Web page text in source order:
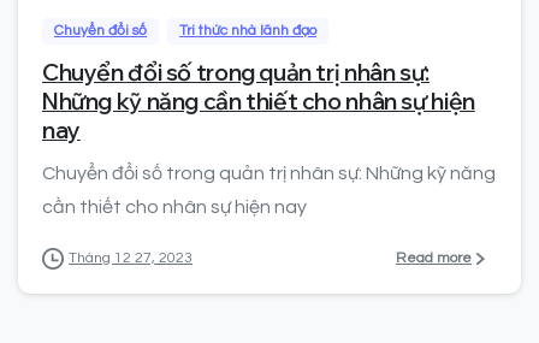
Chuyển đổi số Tri thức nhà lãnh đạo
Chuyển đổi số trong quản trị nhân sự:
Những kỹ năng cần thiết cho nhân sự hiện
nay
Chuyển đổi số trong quản trị nhân sự: Những kỹ năng
cần thiết cho nhân sự hiện nay
Tháng 12 27, 2023 Read more